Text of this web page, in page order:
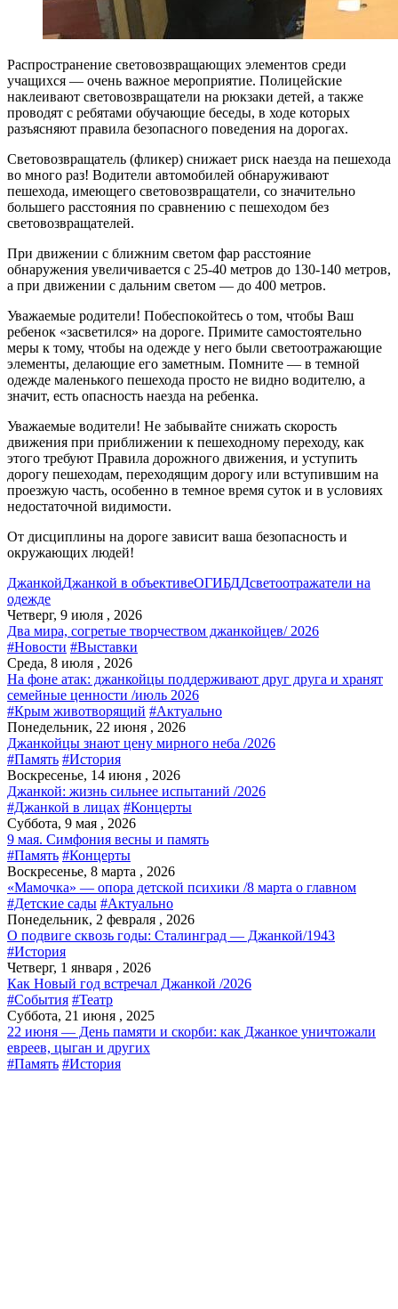
Распространение световозвращающих элементов среди
учащихся — очень важное мероприятие. Полицейские
наклеивают световозвращатели на рюкзаки детей, а также
проводят с ребятами обучающие беседы, в ходе которых
разъясняют правила безопасного поведения на дорогах.
Световозвращатель (фликер) снижает риск наезда на пешехода
во много раз! Водители автомобилей обнаруживают
пешехода, имеющего световозвращатели, со значительно
большего расстояния по сравнению с пешеходом без
световозвращателей.
При движении с ближним светом фар расстояние
обнаружения увеличивается с 25-40 метров до 130-140 метров,
а при движении с дальним светом — до 400 метров.
Уважаемые родители! Побеспокойтесь о том, чтобы Ваш
ребенок «засветился» на дороге. Примите самостоятельно
меры к тому, чтобы на одежде у него были светоотражающие
элементы, делающие его заметным. Помните — в темной
одежде маленького пешехода просто не видно водителю, а
значит, есть опасность наезда на ребенка.
Уважаемые водители! Не забывайте снижать скорость
движения при приближении к пешеходному переходу, как
этого требуют Правила дорожного движения, и уступить
дорогу пешеходам, переходящим дорогу или вступившим на
проезжую часть, особенно в темное время суток и в условиях
недостаточной видимости.
От дисциплины на дороге зависит ваша безопасность и
окружающих людей!
ДжанкойДжанкой в объективеОГИБДДсветоотражатели на
одежде
Четверг, 9 июля , 2026
Два мира, согретые творчеством джанкойцев/ 2026
#Новости #Выставки
Среда, 8 июля , 2026
На фоне атак: джанкойцы поддерживают друг друга и хранят
семейные ценности /июль 2026
#Крым животворящий #Актуально
Понедельник, 22 июня , 2026
Джанкойцы знают цену мирного неба /2026
#Память #История
Воскресенье, 14 июня , 2026
Джанкой: жизнь сильнее испытаний /2026
#Джанкой в лицах #Концерты
Суббота, 9 мая , 2026
9 мая. Симфония весны и память
#Память #Концерты
Воскресенье, 8 марта , 2026
«Мамочка» — опора детской психики /8 марта о главном
#Детские сады #Актуально
Понедельник, 2 февраля , 2026
О подвиге сквозь годы: Сталинград — Джанкой/1943
#История
Четверг, 1 января , 2026
Как Новый год встречал Джанкой /2026
#События #Театр
Суббота, 21 июня , 2025
22 июня — День памяти и скорби: как Джанкое уничтожали
евреев, цыган и других
#Память #История